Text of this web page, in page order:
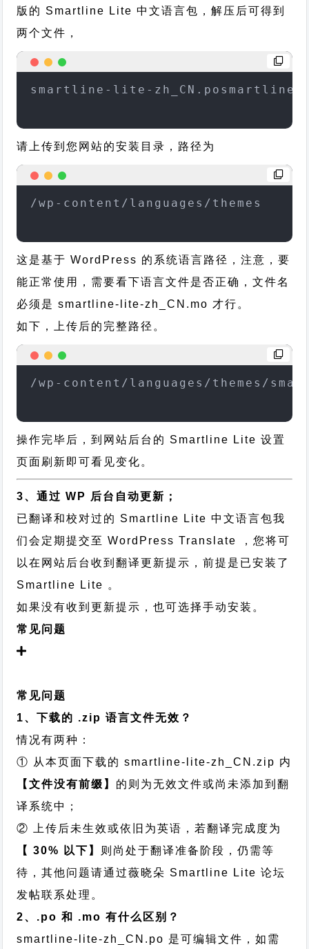
版的 Smartline Lite 中文语言包，解压后可得到
两个文件，
smartline-lite-zh_CN.posmartline-
请上传到您网站的安装目录，路径为
/wp-content/languages/themes
这是基于 WordPress 的系统语言路径，注意，要
能正常使用，需要看下语言文件是否正确，文件名
必须是 smartline-lite-zh_CN.mo 才行。
如下，上传后的完整路径。
/wp-content/languages/themes/
操作完毕后，到网站后台的 Smartline Lite 设置
页面刷新即可看见变化。
3、通过 WP 后台自动更新；
已翻译和校对过的 Smartline Lite 中文语言包我
们会定期提交至 WordPress Translate ，您将可
以在网站后台收到翻译更新提示，前提是已安装了
Smartline Lite 。
如果没有收到更新提示，也可选择手动安装。
常见问题
常见问题
1、下载的 .zip 语言文件无效？
情况有两种：
① 从本页面下载的 smartline-lite-zh_CN.zip 内
【文件没有前缀】 的则为无效文件或尚未添加到翻
译系统中；
② 上传后未生效或依旧为英语，若翻译完成度为
【 30% 以下】 则尚处于翻译准备阶段，仍需等
待，其他问题请通过薇晓朵 Smartline Lite 论坛
发帖联系处理。
2、.po 和 .mo 有什么区别？
smartline-lite-zh_CN.po 是可编辑文件，如需